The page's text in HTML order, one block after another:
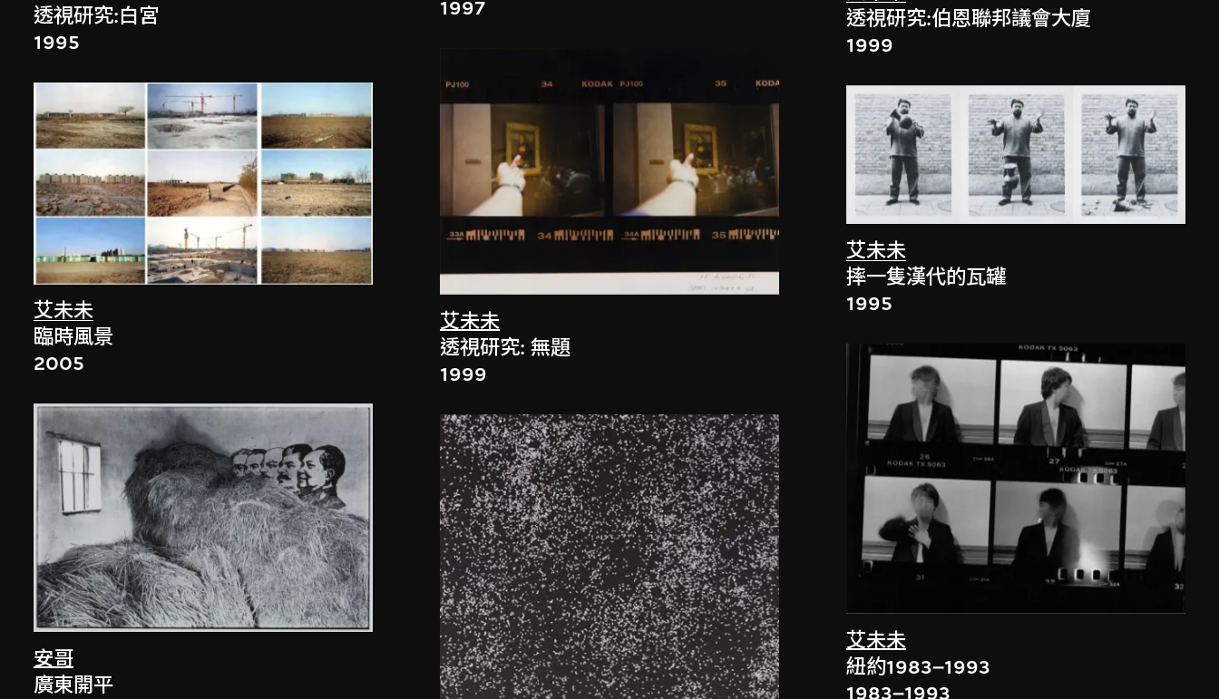
透視研究:白宮
1995
艾未未
臨時風景
2005
安哥
廣東開平
1997
艾未未
透視研究: 無題
1999
透視研究:伯恩聯邦議會大廈
1999
艾未未
摔一隻漢代的瓦罐
1995
艾未未
紐約1983–1993
1983–1993